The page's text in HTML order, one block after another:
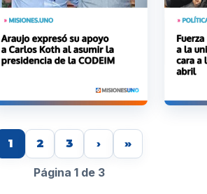
1 2 3 › »
Página 1 de 3